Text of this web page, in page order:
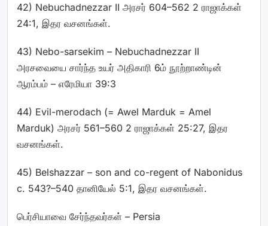
42) Nebuchadnezzar II அரசர் 604–562 2 ராஜாக்கள்
24:1, இதர வசனங்கள்.
43) Nebo-sarsekim – Nebuchadnezzar II
அரசவையை சார்ந்த உயர் அதிகாரி 6ம் நூற்றாண்டின்
ஆரம்பம் – எரேமியா 39:3
44) Evil-merodach (= Awel Marduk = Amel
Marduk) அரசர் 561–560 2 ராஜாக்கள் 25:27, இதர
வசனங்கள்.
45) Belshazzar – son and co-regent of Nabonidus
c. 543?–540 தானியேல் 5:1, இதர வசனங்கள்.
பெர்சியாவை சேர்ந்தவர்கள் – Persia